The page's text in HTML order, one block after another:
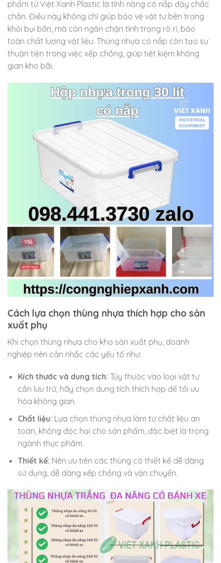
phẩm từ Việt Xanh Plastic là tính năng có nắp đậy chắc
chắn. Điều này không chỉ giúp bảo vệ vật tư bên trong
khỏi bụi bẩn, mà còn ngăn chặn tình trạng rò rỉ, bảo
toàn chất lượng vật liệu. Thùng nhựa có nắp còn tạo sự
thuận tiện trong việc xếp chồng, giúp tiết kiệm không
gian kho bãi.
Cách lựa chọn thùng nhựa thích hợp cho sản
xuất phụ
Khi chọn thùng nhựa cho kho sản xuất phụ, doanh
nghiệp nên cân nhắc các yếu tố như:
Kích thước và dung tích: Tùy thuộc vào loại vật tư
cần lưu trữ, hãy chọn dung tích thích hợp để tối ưu
hóa không gian.
Chất liệu: Lựa chọn thùng nhựa làm từ chất liệu an
toàn, không độc hại cho sản phẩm, đặc biệt là trong
ngành thực phẩm.
Thiết kế: Nên ưu tiên các thùng có thiết kế dễ dàng
sử dụng, dễ dàng xếp chồng và vận chuyển.